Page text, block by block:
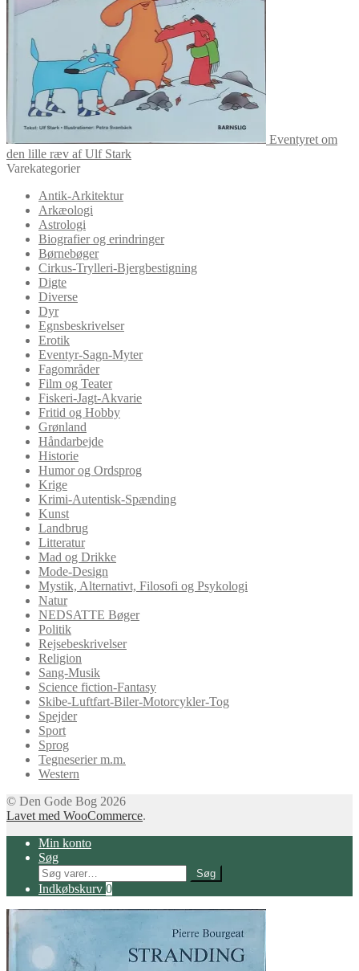
Eventyret om
den lille ræv af Ulf Stark
Varekategorier
Antik-Arkitektur
Arkæologi
Astrologi
Biografier og erindringer
Børnebøger
Cirkus-Trylleri-Bjergbestigning
Digte
Diverse
Dyr
Egnsbeskrivelser
Erotik
Eventyr-Sagn-Myter
Fagområder
Film og Teater
Fiskeri-Jagt-Akvarie
Fritid og Hobby
Grønland
Håndarbejde
Historie
Humor og Ordsprog
Krige
Krimi-Autentisk-Spænding
Kunst
Landbrug
Litteratur
Mad og Drikke
Mode-Design
Mystik, Alternativt, Filosofi og Psykologi
Natur
NEDSATTE Bøger
Politik
Rejsebeskrivelser
Religion
Sang-Musik
Science fiction-Fantasy
Skibe-Luftfart-Biler-Motorcykler-Tog
Spejder
Sport
Sprog
Tegneserier m.m.
Western
© Den Gode Bog 2026
Lavet med WooCommerce.
Min konto
Søg
Søg
efter:
Søg
Indkøbskurv 0